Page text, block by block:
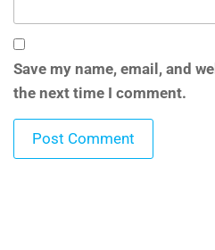
Save my name, email, and
the next time I comment.